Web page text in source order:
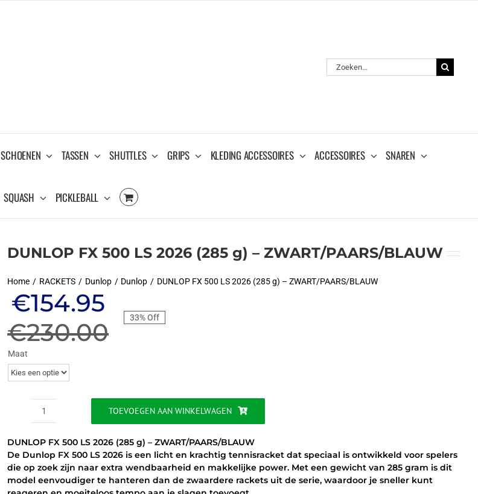
Zoeken
naar:
SCHOENEN TASSEN SHUTTLES GRIPS KLEDING ACCESSOIRES ACCESSOIRES SNAREN
SQUASH PICKLEBALL
DUNLOP FX 500 LS 2026 (285 g) – ZWART/PAARS/BLAUW
Home RACKETS Dunlop Dunlop DUNLOP FX 500 LS 2026 (285 g) – ZWART/PAARS/BLAUW
€230.00
Oorspronkelijke
prijs
was:
€230.00.
€154.95
Huidige
prijs
is:
€154.95.
33% Off
Maat
DUNLOP
500
LS
2026
(285
g)
TOEVOEGEN AAN WINKELWAGEN
DUNLOP FX 500 LS 2026 (285 g) – ZWART/PAARS/BLAUW
De Dunlop FX 500 LS 2026 is een licht en krachtig tennisracket dat speciaal is ontwikkeld voor spelers
die op zoek zijn naar extra wendbaarheid en makkelijke power. Met een gewicht van 285 gram is dit
model eenvoudiger te hanteren dan de zwaardere rackets uit de serie, waardoor je sneller kunt